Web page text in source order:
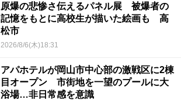
原爆の悲惨さ伝えるパネル展 被爆者の
記憶をもとに高校生が描いた絵画も 高
松市
2026/8/6(木)18:31
アパホテルが岡山市中心部の激戦区に2棟
目オープン 市街地を一望のプールに大
浴場…非日常感を意識